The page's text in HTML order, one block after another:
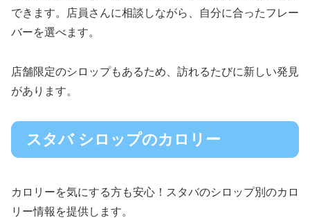
できます。店員さんに相談しながら、自分に合ったフレー
バーを選べます。
店舗限定のシロップもあるため、訪れるたびに新しい発見
があります。
スタバ シロップのカロリー
カロリーを気にする方も安心！スタバのシロップ別のカロ
リー情報を提供します。